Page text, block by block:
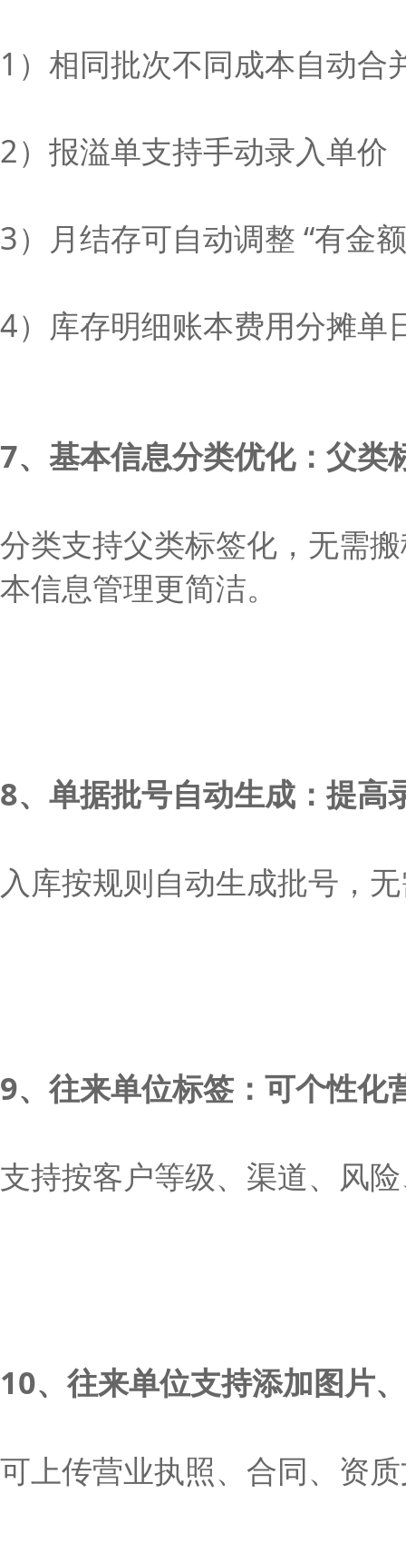
1）相同批次不同成本自动合
2）报溢单支持手动录入单价
3）月结存可自动调整 “有金
4）库存明细账本费用分摊单
7、基本信息分类优化：父类
分类支持父类标签化，无需
本信息管理更简洁。
8、单据批号自动生成：提高
入库按规则自动生成批号，
9、往来单位标签：可个性化
支持按客户等级、渠道、风
10、往来单位支持添加图片
可上传营业执照、合同、资